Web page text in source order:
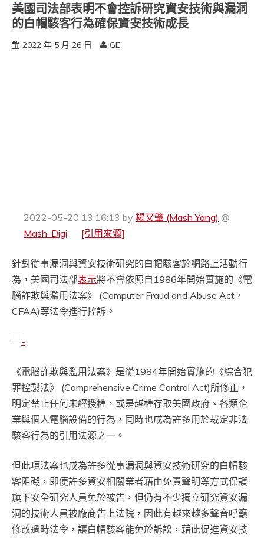
美國司法部表明不會控訴研究資安技術與漏洞
的白帽駭客行為確保資安技術成長
2022 年 5 月 26 日 GE
2022-05-20 13:16:13 by 楊又肇 (Mash Yang) @
Mash-Digi
[引用來源]
針對從事漏洞與資安技術研究的白帽駭客於網路上活動行
為，美國司法部表示將不會依照自1986年開始實施的《電
腦詐欺與濫用法案》 (Computer Fraud and Abuse Act，
CFAA)等法令進行控訴。
《電腦詐欺與濫用法案》是從1984年開始實施的《綜合犯
罪控製法》 (Comprehensive Crime Control Act)所修正，
明定禁止任何未經授權，或是越權存取美國政府、各類企
業與個人電腦設備的行為，同時也成為許多用於裁定非法
駭客行為的引用法源之一。
但此項法案也成為許多從事漏洞與資安技術研究的白帽駭
客阻礙，即便許多資安相關業者藉由免責聲明等方式保護
旗下安全研究人員免於被告，但仍有不少獨立研究資安漏
洞的技術人員被廠商告上法院，因此有越來越多聲音呼籲
修改過時法令，讓白帽駭客能免於訴訟，藉此促進資安技